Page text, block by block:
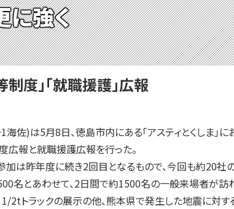
に強く
度」「就職援護」広報
佐)は5月8日、徳島市内にある「アスティとくしま
報と就職援護広報を行った。
は昨年度に続き2回目となるもので、今回も約20社
名とあわせて、2日間で約1500名の一般来場者が訪
2tトラックの展示の他、熊本県で発生した地震に対